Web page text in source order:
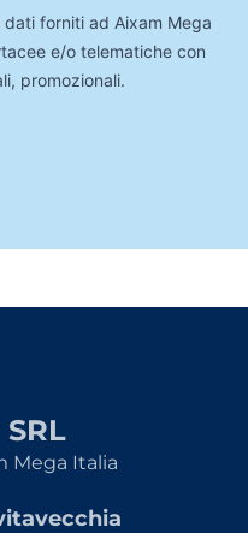
forniti ad Aixam Mega
e/o telematiche con
promozionali.
SRL
Mega Italia